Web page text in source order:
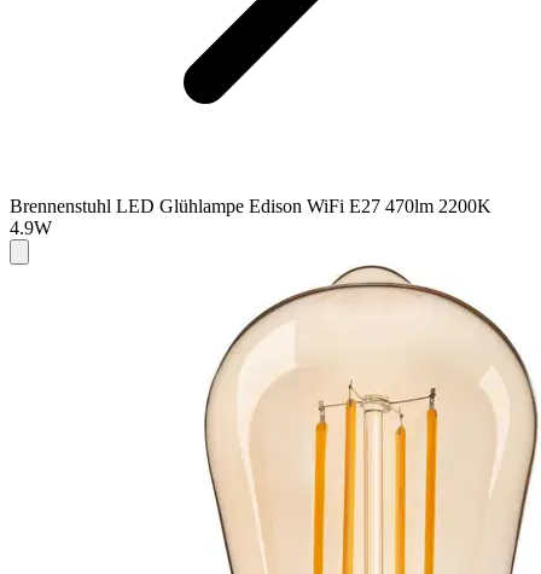
Brennenstuhl LED Glühlampe Edison WiFi E27 470lm 2200K
4.9W